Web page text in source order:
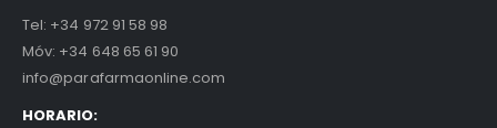
Tel: +34 972 91 58 98
Móv: +34 648 65 61 90
info@parafarmaonline.com
HORARIO: